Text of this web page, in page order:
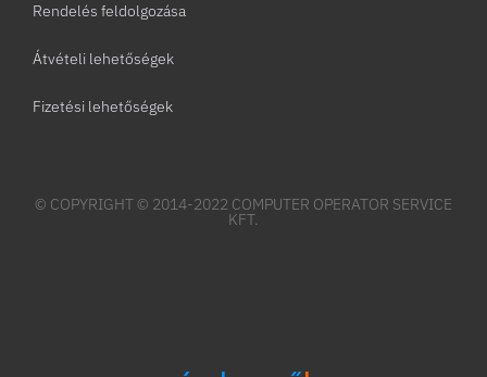
Rendelés feldolgozása
Átvételi lehetőségek
Fizetési lehetőségek
© COPYRIGHT © 2014-2022 COMPUTER OPERATOR SERVICE
KFT.